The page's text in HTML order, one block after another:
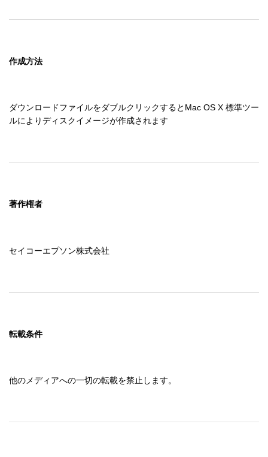
作成方法
ダウンロードファイルをダブルクリックするとMac OS X 標準ツー
ルによりディスクイメージが作成されます
著作権者
セイコーエプソン株式会社
転載条件
他のメディアへの一切の転載を禁止します。